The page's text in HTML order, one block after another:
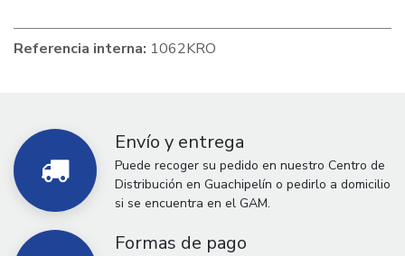
Referencia interna: 1062KRO
Envío y entrega
Puede recoger su pedido en nuestro Centro de
Distribución en Guachipelín o pedirlo a domicilio
si se encuentra en el GAM.
Formas de pago